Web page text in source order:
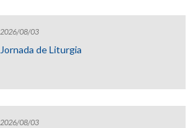
2026/08/03
Jornada de Liturgia
2026/08/03